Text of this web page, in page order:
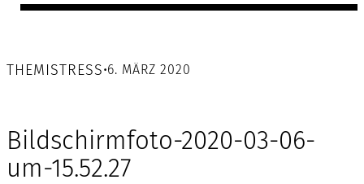
THEMISTRESS•6. MÄRZ 2020
Bildschirmfoto-2020-03-06-
um-15.52.27